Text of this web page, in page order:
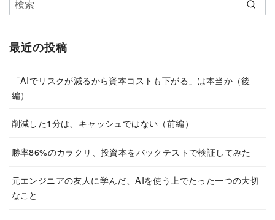
最近の投稿
「AIでリスクが減るから資本コストも下がる」は本当か（後
編）
削減した1分は、キャッシュではない（前編）
勝率86%のカラクリ、投資本をバックテストで検証してみた
元エンジニアの友人に学んだ、AIを使う上でたった一つの大切
なこと